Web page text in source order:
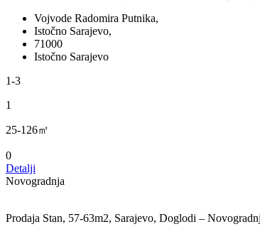
Vojvode Radomira Putnika,
Istočno Sarajevo,
71000
Istočno Sarajevo
1-3
1
25-126㎡
0
Detalji
Novogradnja
Prodaja Stan, 57-63m2, Sarajevo, Doglodi –